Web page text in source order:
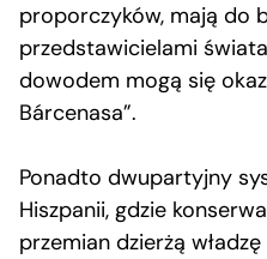
proporczyków, mają do
przedstawicielami
dowodem mogą się
Bárcenasa”.
Ponadto dwupartyjny
Hiszpanii, gdzie
przemian dzierżą